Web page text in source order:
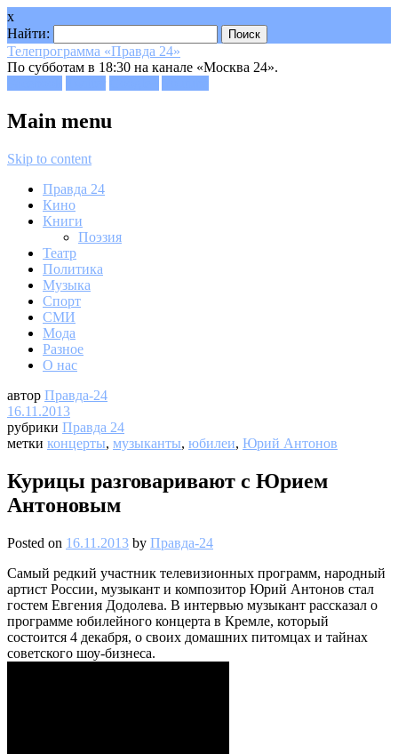
x
Найти:
Телепрограмма «Правда 24»
По субботам в 18:30 на канале «Москва 24».
Main menu
Skip to content
Правда 24
Кино
Книги
Поэзия
Театр
Политика
Музыка
Спорт
СМИ
Мода
Разное
О нас
автор Правда-24
16.11.2013
рубрики Правда 24
метки концерты, музыканты, юбилеи, Юрий Антонов
Курицы разговаривают с Юрием
Антоновым
Posted on 16.11.2013 by Правда-24
Самый редкий участник телевизионных программ, народный
артист России, музыкант и композитор Юрий Антонов стал
гостем Евгения Додолева. В интервью музыкант рассказал о
программе юбилейного концерта в Кремле, который
состоится 4 декабря, о своих домашних питомцах и тайнах
советского шоу-бизнеса.